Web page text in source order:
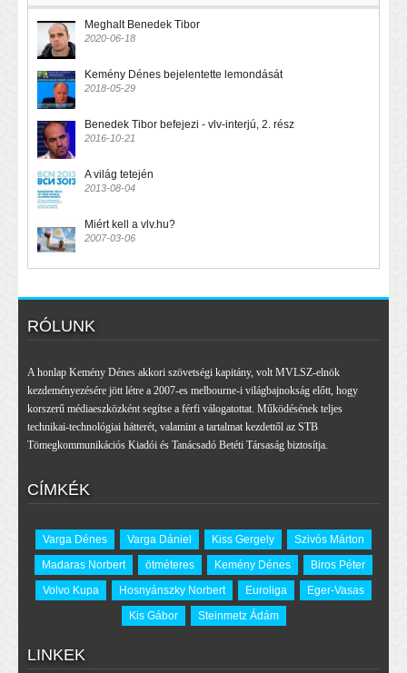
Meghalt Benedek Tibor
2020-06-18
Kemény Dénes bejelentette lemondását
2018-05-29
Benedek Tibor befejezi - vlv-interjú, 2. rész
2016-10-21
A világ tetején
2013-08-04
Miért kell a vlv.hu?
2007-03-06
RÓLUNK
A honlap Kemény Dénes akkori szövetségi kapitány, volt MVLSZ-elnök
kezdeményezésére jött létre a 2007-es melbourne-i világbajnokság előtt, hogy
korszerű médiaeszközként segítse a férfi válogatottat. Működésének teljes
technikai-technológiai hátterét, valamint a tartalmat kezdettől az STB
Tömegkommunikációs Kiadói és Tanácsadó Betéti Társaság biztosítja.
CÍMKÉK
Varga Dénes Varga Dániel Kiss Gergely
Szivós Márton
Madaras Norbert
ötméteres Kemény Dénes
Biros Péter
Volvo Kupa
Hosnyánszky Norbert Euroliga
Eger-Vasas
Kis Gábor
Steinmetz Ádám
LINKEK